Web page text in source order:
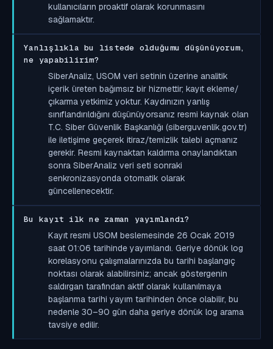
kullanıcıların proaktif olarak korunmasını
sağlamaktır.
Yanlışlıkla bu listede olduğumu düşünüyorum,
ne yapabilirim?
SiberAnaliz, USOM veri setinin üzerine analitik
içerik üreten bağımsız bir hizmettir; kayıt ekleme/
çıkarma yetkimiz yoktur. Kaydınızın yanlış
sınıflandırıldığını düşünüyorsanız resmi kaynak olan
T.C. Siber Güvenlik Başkanlığı (siberguvenlik.gov.tr)
ile iletişime geçerek itiraz/temizlik talebi açmanız
gerekir. Resmi kaynaktan kaldırma onaylandıktan
sonra SiberAnaliz veri seti sonraki
senkronizasyonda otomatik olarak
güncellenecektir.
Bu kayıt ilk ne zaman yayımlandı?
Kayıt resmi USOM beslemesinde 26 Ocak 2019
saat 01:06 tarihinde yayımlandı. Geriye dönük log
korelasyonu çalışmalarınızda bu tarihi başlangıç
noktası olarak alabilirsiniz; ancak göstergenin
saldırgan tarafından aktif olarak kullanılmaya
başlanma tarihi yayım tarihinden önce olabilir, bu
nedenle 30–90 gün daha geriye dönük log arama
tavsiye edilir.